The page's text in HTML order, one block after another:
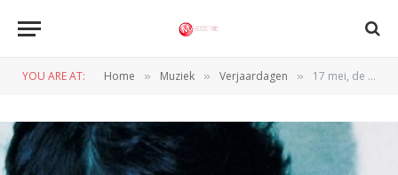
YOU ARE AT: Home » Muziek » Verjaardagen » 17 mei, de verjaardag van Enya